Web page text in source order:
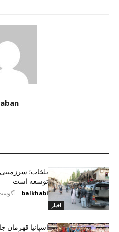
اخبار
بلخاب؛ سرزمینی
توسعه است
balkhabi
- آگوست 4,